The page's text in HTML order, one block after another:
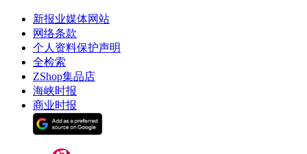
新报业媒体网站
网络条款
个人资料保护声明
全检索
ZShop集品店
海峡时报
商业时报